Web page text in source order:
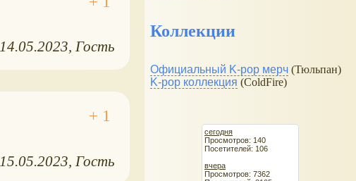
14.05.2023 Гость
15.05.2023 Гость
Коллекции
Официальный K-pop мерч (Тюльпан)
K-pop коллекция (ColdFire)
сегодня
Просмотров: 140
Посетителей: 106
вчера
Просмотров: 7362